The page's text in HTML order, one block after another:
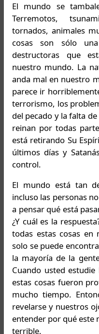
El mundo se
Terremotos,
tornados, animales
cosas son sólo
destructoras que
nuestro mundo. La
anda mal en nuestro
parece ir
terrorismo, los
del pecado y la falta
reinan por todas
está retirando Su
últimos días y
control.
El mundo está tan
incluso las personas
a pensar qué está
¿Y cuál es la
todas estas cosas en
solo se puede
la mayoría de la
Cuando usted
estas cosas fueron
mucho tiempo.
revelarse y nuestros
entender por qué este
terrible.